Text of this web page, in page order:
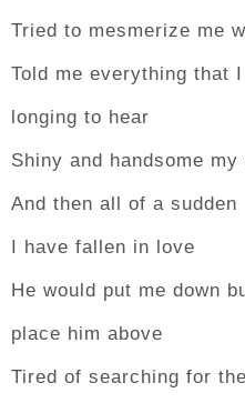
Tried to mesmerize me
Told me everything that
longing to hear
Shiny and handsome
And then all of a sudden
I have fallen in love
He would put me down
place him above
Tired of searching for